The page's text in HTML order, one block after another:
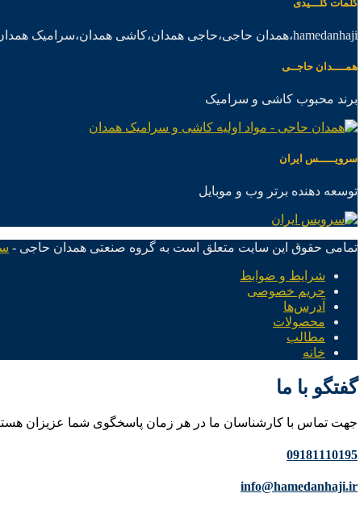
کلمات کلـــیدی
hamedanhaji،همدان حاجی،حاجی همدان،کاشی همدان،سرامیک همدان،موادکاشی سرامیک
همــــدان حاجــی
برند محبوب کاشی و سرامیک
سرویـــــس ایران
توسعه دهنده برتر وب و موبایل
تمامی حقوق این سایت متعلق است به گروه صنعتی همدان حاجی -
شرایط و ضوابط
حریم خصوصی
آدرس‌ها
محصولات
مطالب
خانه
گفتگو با ما
جهت تماس با کارشناسان ما در هر زمان پاسخگوی شما عزیزان
09181110195
info@hamedanhaji.ir